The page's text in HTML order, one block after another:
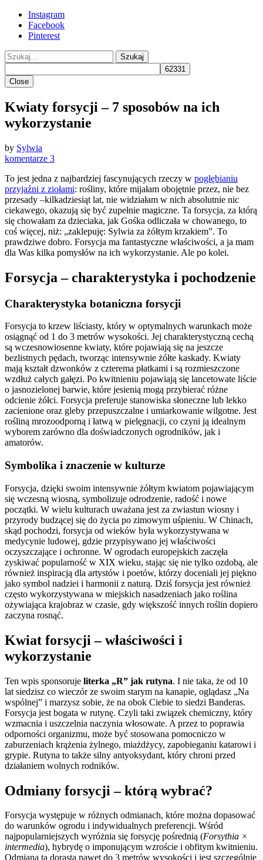
Instagram
Facebook
Pinterest
Szukaj
Close
Kwiaty forsycji – 7 sposobów na ich
wykorzystanie
by Sylwia
komentarze 3
To jest jedna z najbardziej fascynujących rzeczy w pogłębianiu
przyjaźni z ziołami: rośliny, które mijałam obojętnie przez, nie bez
przesady –kilkadziesiąt lat, nie widziałam w nich absolutnie nic
ciekawego, okazują się być zupełnie magiczne. Ta forsycja, za którą
się chowałam za dzieciaka, jak Gośka odliczała w chowanego, to
coś więcej, niż: „zaklepuję: Sylwia za żółtym krzakiem”. To
prawdziwe dobro. Forsycja ma fantastyczne właściwości, a ja mam
dla Was kilka pomysłów na ich wykorzystanie. Ale po kolei.
Forsycja – charakterystyka i pochodzenie
Charakterystyka botaniczna forsycji
Forsycja to krzew liściasty, który w optymalnych warunkach może
osiągnąć od 1 do 3 metrów wysokości. Jej charakterystyczną cechą
są wczesnowiosenne kwiaty, które pojawiają się na jeszcze
bezlistnych pędach, tworząc intensywnie żółte kaskady. Kwiaty
mają kształt dzwonków z czterema płatkami i są rozmieszczone
wzdłuż całych gałęzi. Po kwitnieniu pojawiają się lancetowate liście
o jasnozielonej barwie, które jesienią mogą przybierać różne
odcienie żółci. Forsycja preferuje stanowiska słoneczne lub lekko
zacienione oraz gleby przepuszczalne i umiarkowanie wilgotne. Jest
rośliną mrozoodporną i łatwą w pielęgnacji, co czyni ją idealnym
wyborem zarówno dla doświadczonych ogrodników, jak i
amatorów.
Symbolika i znaczenie w kulturze
Forsycja, dzięki swoim intensywnie żółtym kwiatom pojawiającym
się wczesną wiosną, symbolizuje odrodzenie, radość i nowe
początki. W wielu kulturach uważana jest za zwiastun wiosny i
przyrody budzącej się do życia po zimowym uśpieniu. W Chinach,
skąd pochodzi, forsycja od wieków była wykorzystywana w
medycynie ludowej, gdzie przypisywano jej właściwości
oczyszczające i ochronne. W ogrodach europejskich zaczęła
zyskiwać popularność w XIX wieku, stając się nie tylko ozdobą, ale
również inspiracją dla artystów i poetów, którzy doceniali jej piękno
jako symbol nadziei i harmonii z naturą. Dziś forsycja jest również
często wykorzystywana w miejskich nasadzeniach jako roślina
ożywiająca krajobraz w czasie, gdy większość innych roślin dopiero
zaczyna rosnąć.
Kwiat forsycji – właściwości i
wykorzystanie
Ten wpis sponsoruje literka „R” jak rutyna. I nie taka, że od 10
lat siedzisz co wieczór ze swoim starym na kanapie, oglądasz „Na
wspólnej” i marzysz sobie, że na obok Ciebie to siedzi Banderas.
Forsycja jest bogata w rutynę. Czyli taki związek chemiczny, który
wzmacnia i uszczelnia naczynia włosowate. A przez to poprawia
odporności organizmu, może być stosowana pomocniczo w
zaburzeniach krążenia żylnego, miażdżycy, zapobieganiu katarowi i
grypie. Rutyna to także silny antyoksydant, który chroni przed
działaniem wolnych rodników.
Odmiany forsycji – którą wybrać?
Forsycja występuje w różnych odmianach, które można dopasować
do warunków ogrodu i indywidualnych preferencji. Wśród
najpopularniejszych wyróżnia się forsycję pośrednią (Forsythia ×
intermedia), hybrydę o imponującym wzroście i obfitym kwitnieniu.
Odmiana ta dorasta nawet do 3 metrów wysokości i jest szczególnie